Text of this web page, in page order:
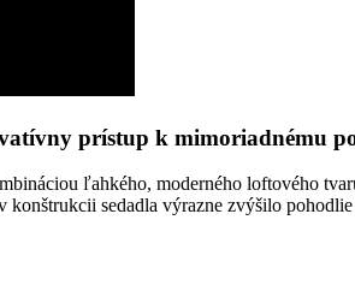
prístup k mimoriadnému
ľahkého, moderného loftového
sedadla výrazne zvýšilo